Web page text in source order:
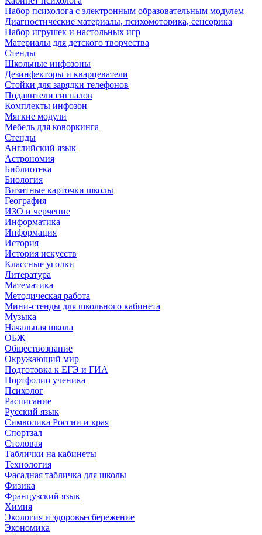
Набор психолога с электронным образовательным модулем
Диагностические материалы, психомоторика, сенсорика
Набор игрушек и настольных игр
Материалы для детского творчества
Стенды
Школьные инфозоны
Дезинфекторы и кварцеватели
Стойки для зарядки телефонов
Подавители сигналов
Комплекты инфозон
Мягкие модули
Мебель для коворкинга
Стенды
Английский язык
Астрономия
Библиотека
Биология
Визитные карточки школы
География
ИЗО и черчение
Информатика
Информация
История
История искусств
Классные уголки
Литература
Математика
Методическая работа
Мини-стенды для школьного кабинета
Музыка
Начальная школа
ОБЖ
Обществознание
Окружающий мир
Подготовка к ЕГЭ и ГИА
Портфолио ученика
Психолог
Расписание
Русский язык
Символика России и края
Спортзал
Столовая
Таблички на кабинеты
Технология
Фасадная табличка для школы
Физика
Французский язык
Химия
Экология и здоровьесбережение
Экономика